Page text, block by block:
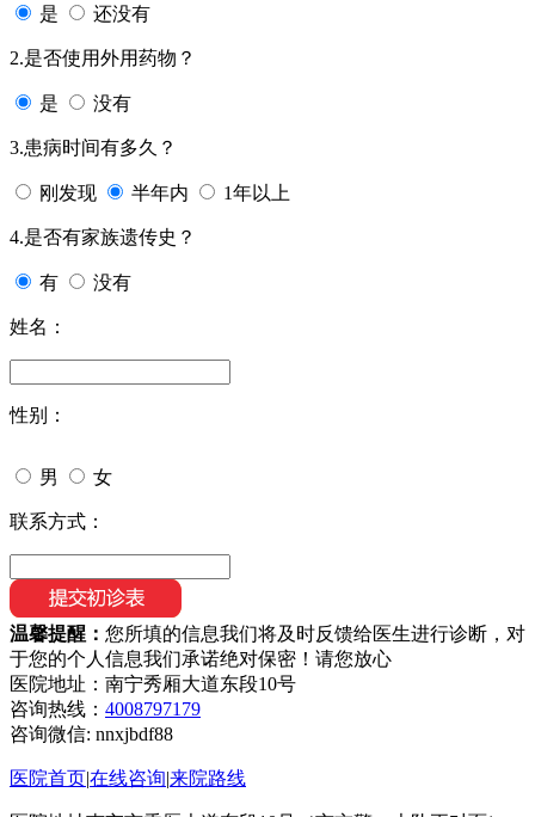
是 还没有
2.是否使用外用药物？
是 没有
3.患病时间有多久？
刚发现 半年内 1年以上
4.是否有家族遗传史？
有 没有
姓名：
性别：
男 女
联系方式：
温馨提醒： 您所填的信息我们将及时反馈给医生进行诊断，对
于您的个人信息我们承诺绝对保密！请您放心
医院地址：南宁秀厢大道东段10号
咨询热线： 4008797179
咨询微信: nnxjbdf88
医院首页|在线咨询|来院路线